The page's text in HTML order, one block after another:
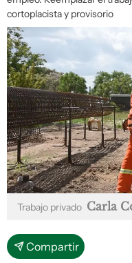
cortoplacista y provisorio
Trabajo privado Carla
Compartir